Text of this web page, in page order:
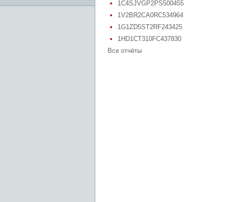
1C4SJVGP2PS500455
1V2BR2CA0RC534964
1G1ZD5ST2RF243425
1HD1CT310FC437830
Все отчёты